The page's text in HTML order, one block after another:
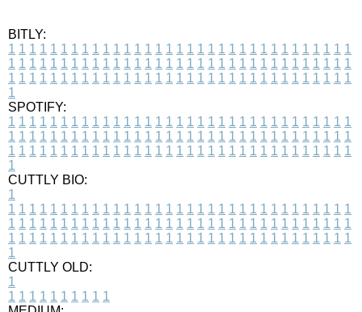
BITLY:
1 1 1 1 1 1 1 1 1 1 1 1 1 1 1 1 1 1 1 1 1 1 1 1 1 1 1 1 1 1 1 1 1
1 1 1 1 1 1 1 1 1 1 1 1 1 1 1 1 1 1 1 1 1 1 1 1 1 1 1 1 1 1 1 1 1
1 1 1 1 1 1 1 1 1 1 1 1 1 1 1 1 1 1 1 1 1 1 1 1 1 1 1 1 1 1 1 1 1
1
SPOTIFY:
1 1 1 1 1 1 1 1 1 1 1 1 1 1 1 1 1 1 1 1 1 1 1 1 1 1 1 1 1 1 1 1 1
1 1 1 1 1 1 1 1 1 1 1 1 1 1 1 1 1 1 1 1 1 1 1 1 1 1 1 1 1 1 1 1 1
1 1 1 1 1 1 1 1 1 1 1 1 1 1 1 1 1 1 1 1 1 1 1 1 1 1 1 1 1 1 1 1 1
1
CUTTLY BIO:
1
1 1 1 1 1 1 1 1 1 1 1 1 1 1 1 1 1 1 1 1 1 1 1 1 1 1 1 1 1 1 1 1 1
1 1 1 1 1 1 1 1 1 1 1 1 1 1 1 1 1 1 1 1 1 1 1 1 1 1 1 1 1 1 1 1 1
1 1 1 1 1 1 1 1 1 1 1 1 1 1 1 1 1 1 1 1 1 1 1 1 1 1 1 1 1 1 1 1 1
1
CUTTLY OLD:
1
1 1 1 1 1 1 1 1 1 1